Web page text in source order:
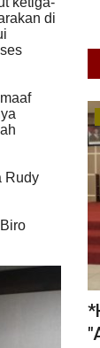
di
Rudy